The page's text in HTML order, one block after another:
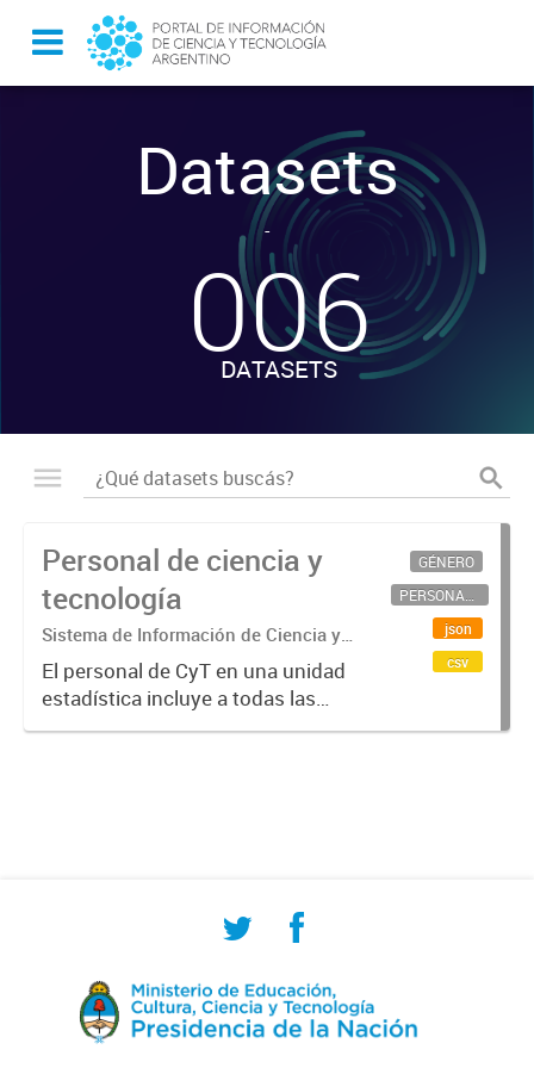
Datasets
-
006
DATASETS
Personal de ciencia y
tecnología
Sistema de Información de Ciencia y
Tecnología Argentino (SICYTAR)
El personal de CyT en una unidad
estadística incluye a todas las
personas involucradas
GÉNERO
PERSONAL CIENTÍFICO-TECNOLÓGICO
json
csv